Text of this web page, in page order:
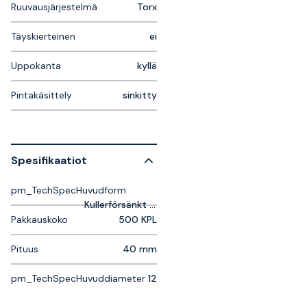
Ruuvausjärjestelmä Torx
Täyskierteinen ei
Uppokanta kyllä
Pintakäsittely sinkitty
Spesifikaatiot
pm_TechSpecHuvudform
Kullerförsänkt huvud
Pakkauskoko
500 KPL
Pituus 40 mm
pm_TechSpecHuvuddiameter 12